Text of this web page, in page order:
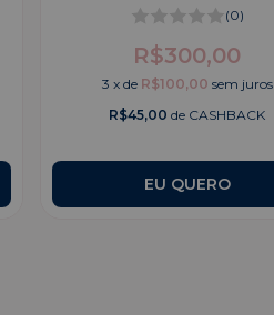
(0)
R$300,00
3 x de R$100,00 sem juros
R$45,00 de CASHBACK